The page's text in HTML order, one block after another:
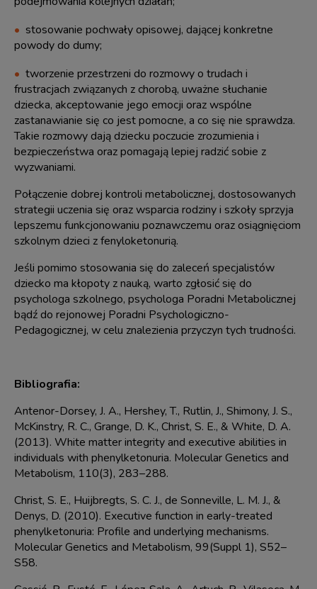
stosowanie pochwały opisowej, dającej konkretne
powody do dumy;
tworzenie przestrzeni do rozmowy o trudach i
frustracjach związanych z chorobą, uważne słuchanie
dziecka, akceptowanie jego emocji oraz wspólne
zastanawianie się co jest pomocne, a co się nie sprawdza.
Takie rozmowy dają dziecku poczucie zrozumienia i
bezpieczeństwa oraz pomagają lepiej radzić sobie z
wyzwaniami.
Połączenie dobrej kontroli metabolicznej, dostosowanych
strategii uczenia się oraz wsparcia rodziny i szkoły sprzyja
lepszemu funkcjonowaniu poznawczemu oraz osiągnięciom
szkolnym dzieci z fenyloketonurią.
Jeśli pomimo stosowania się do zaleceń specjalistów
dziecko ma kłopoty z nauką, warto zgłosić się do
psychologa szkolnego, psychologa Poradni Metabolicznej
bądź do rejonowej Poradni Psychologiczno-
Pedagogicznej, w celu znalezienia przyczyn tych trudności.
Bibliografia:
Antenor-Dorsey, J. A., Hershey, T., Rutlin, J., Shimony, J. S.,
McKinstry, R. C., Grange, D. K., Christ, S. E., & White, D. A.
(2013). White matter integrity and executive abilities in
individuals with phenylketonuria. Molecular Genetics and
Metabolism, 110(3), 283–288.
Christ, S. E., Huijbregts, S. C. J., de Sonneville, L. M. J., &
Denys, D. (2010). Executive function in early-treated
phenylketonuria: Profile and underlying mechanisms.
Molecular Genetics and Metabolism, 99(Suppl 1), S52–
S58.